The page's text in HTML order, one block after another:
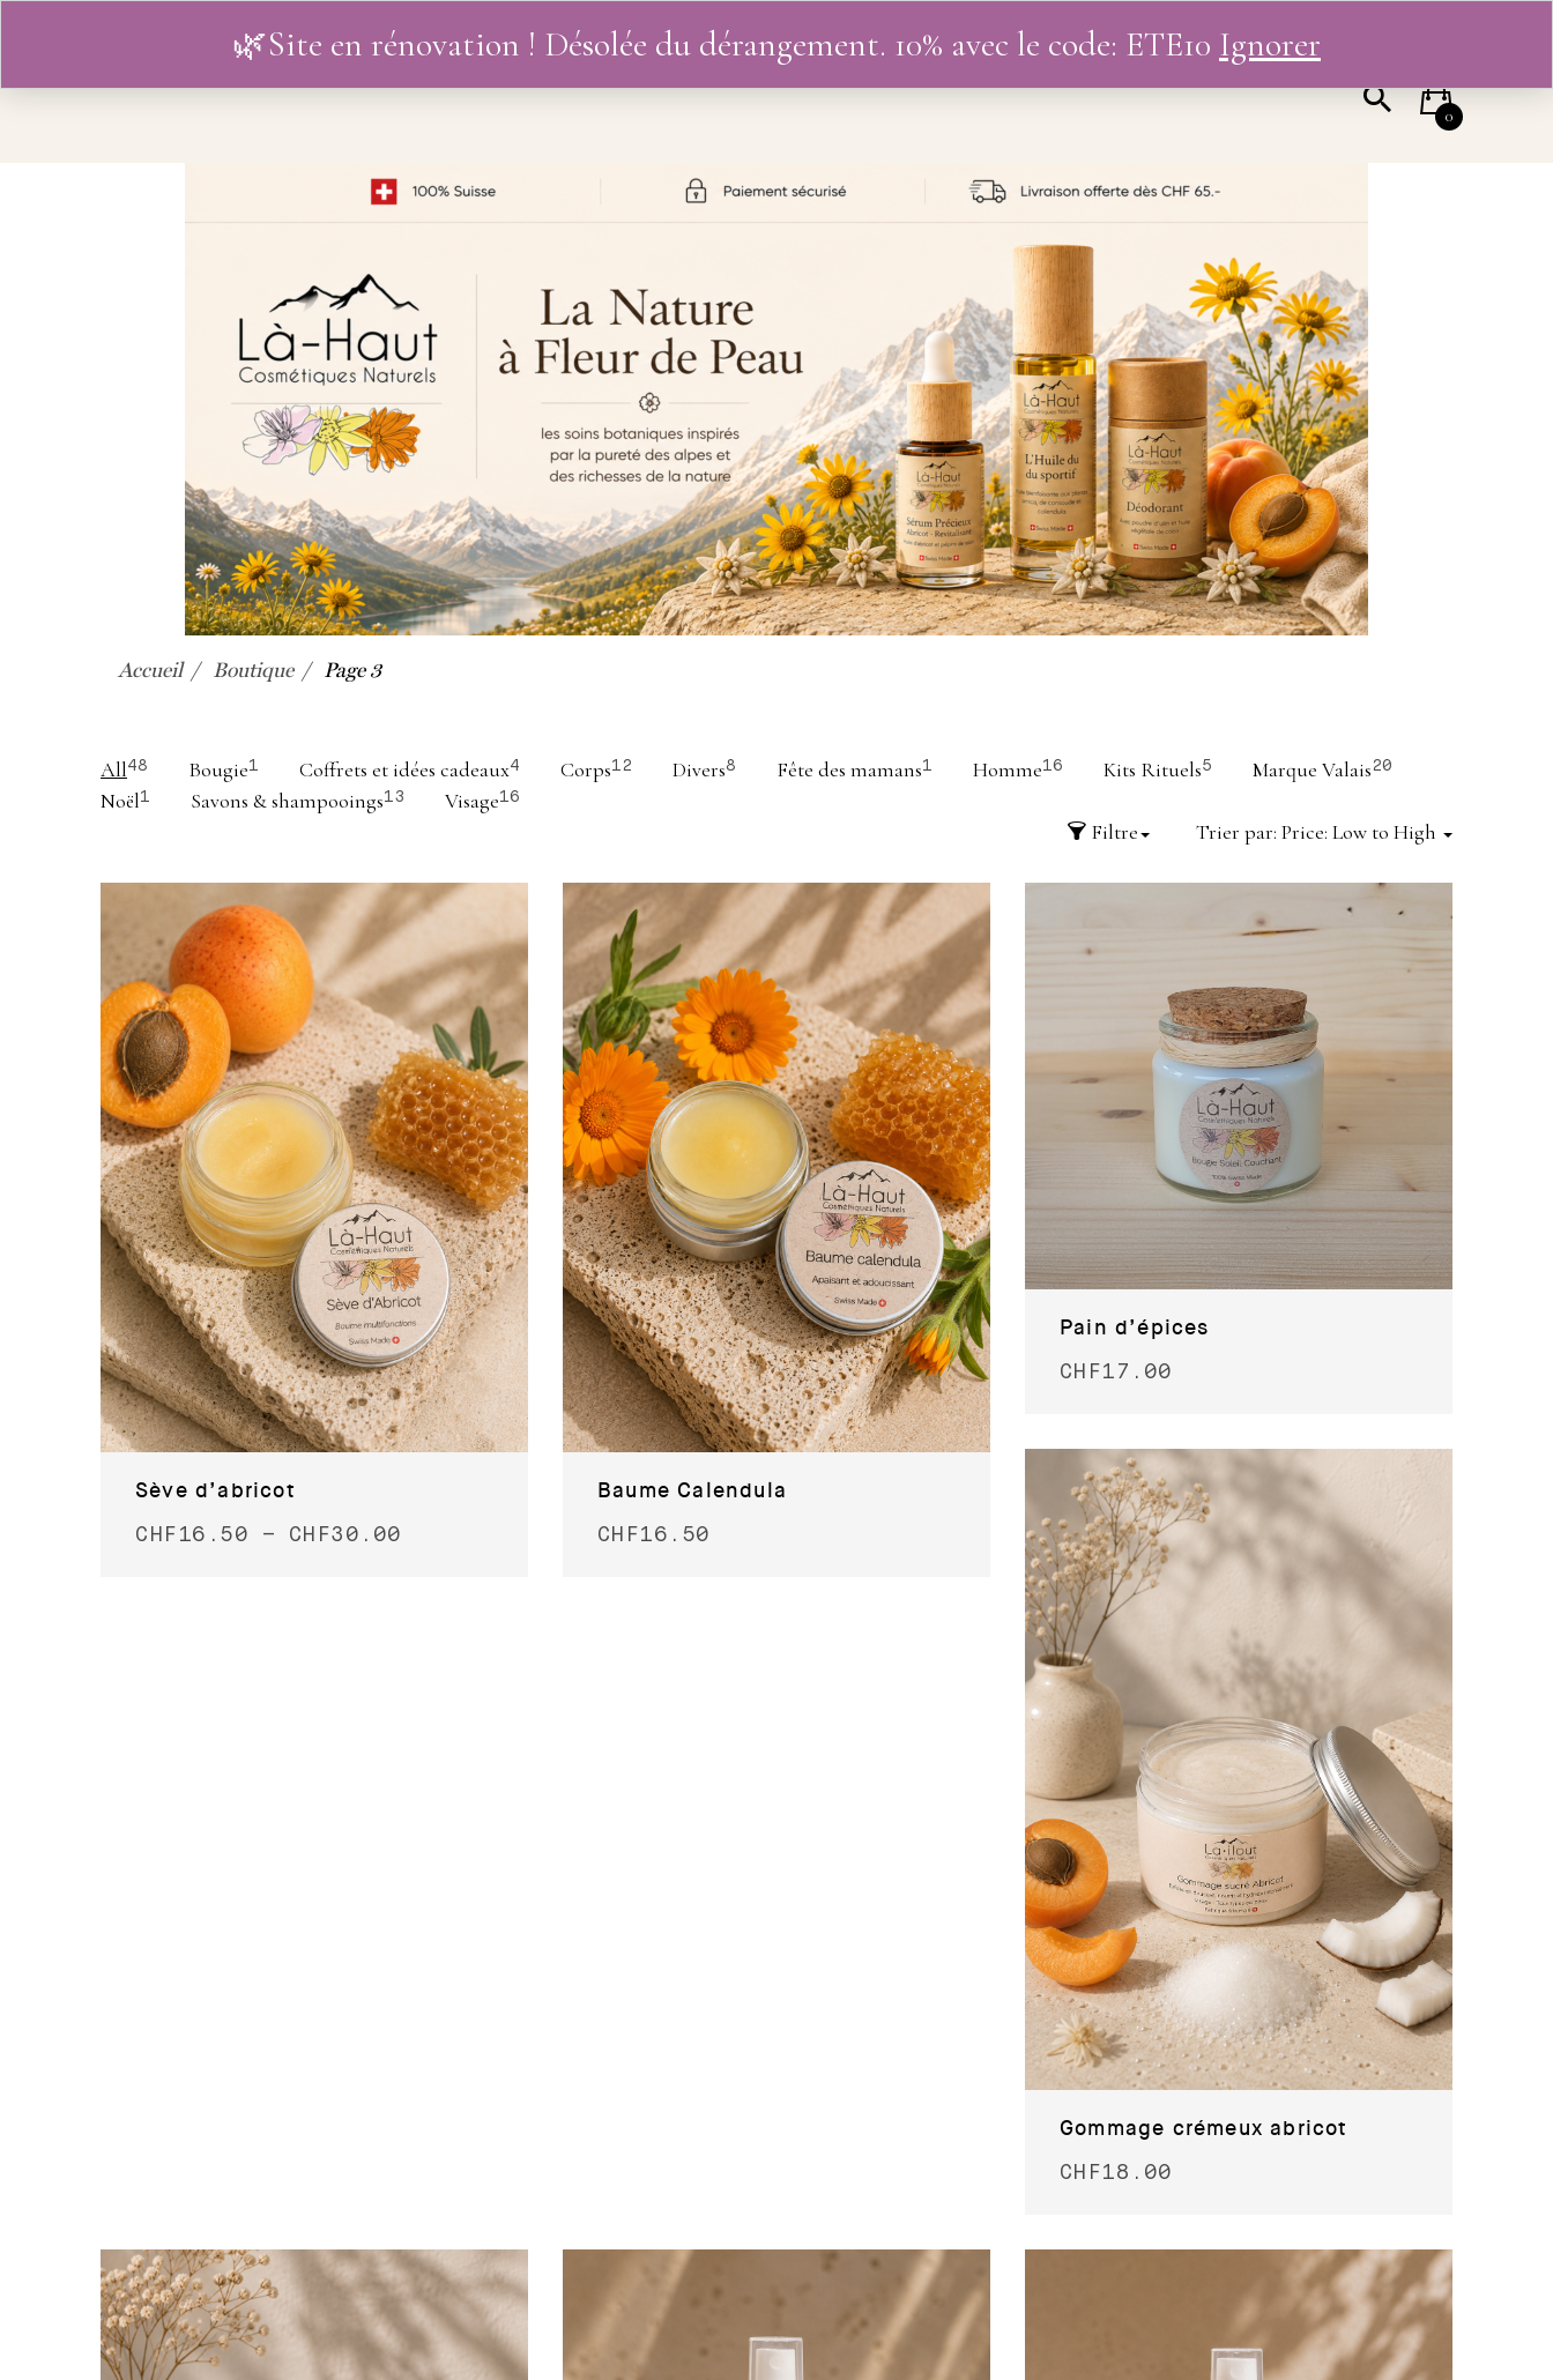
0
Accueil Boutique Page 3
All48 Bougie1 Coffrets et idées cadeaux4 Corps12 Divers8 Fête des mamans1 Homme16 Kits Rituels5 Marque Valais20
Noël1 Savons & shampooings13 Visage16
Filtre Trier par: Price: Low to High
Sève d’abricot
CHF 16.50 – CHF30.00
Baume Calendula
CHF 16.50
Pain d’épices
CHF 17.00
Gommage crémeux abricot
CHF 18.00
🌿Site en rénovation ! Désolée du dérangement. 10% avec le code: ETE10 Ignorer